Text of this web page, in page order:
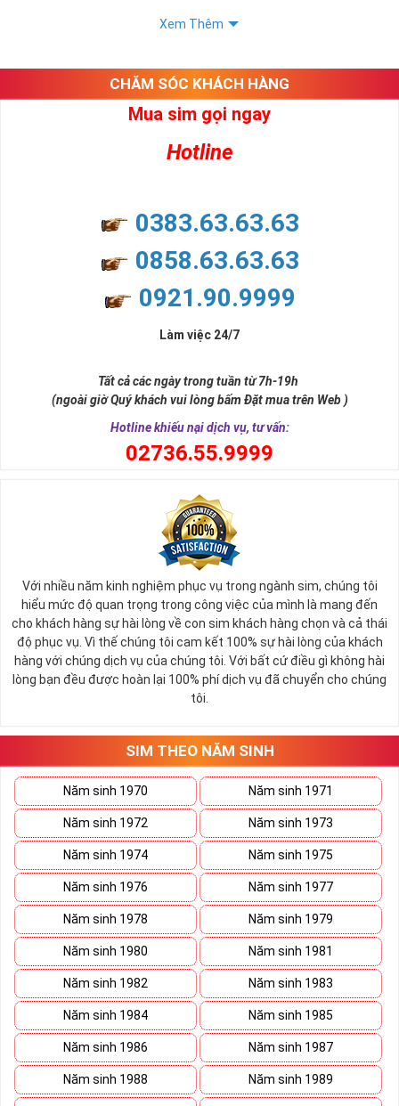
như sự sắp xếp của các con số trong sim.
Ý nghĩa sim tứ quý 2
nhiều thành công, thăng tiến hơn.
và tính hai mặt. Số 2 thúc giục chúng ta lựa chọn, dựa vào những
đời, nơi bạn phải đưa ra những quyết định quan trọng.
Ý nghĩa sim tứ quý 2
Theo quan niệm phong thủy
Số 2 tượng trưng cho sự cân bằng, hài hòa của âm dương và đất
trời. Sự cân bằng này giúp cho mọi việc đều thuận lợi và mang lại
nhiều may mắn trong cuộc sống và kinh doanh.
Số 2 còn biểu trưng cho lòng tốt, sự ổn định và tính hai mặt của
mọi vấn đề. Số 2 giúp cho họ có được sự lựa chọn, để đưa ra
những hướng giải quyết đúng đắn nhắt.
tứ 2 cùng xuất hiện trong một dãy số sim càng giúp cho ý nghĩa
sim tứ quýtăng lên gấp bội. Sở hữu sim Tứ Quý 2 giúp khích lệ tinh
thần người sở hữu là không sợ bất cứ điều gì mà hãy cứ làm thì
mọi điều tốt đẹp và may mắn ắt sẽ đến.
Lợi ích sim Tứ Quý 2 mang lại là gì?
Xem Thêm
CHĂM SÓC KHÁCH HÀNG
Mua sim gọi ngay
Hotline
0383.63.63.63
0858.63.63.63
0921.90.9999
Làm việc 24/7
Tất cả các ngày trong tuần từ 7h-19h
(ngoài giờ Quý khách vui lòng bấm Đặt mua trên Web )
Hotline khiếu nại dịch vụ, tư vấn:
02736.55.9999
Với nhiều năm kinh nghiệm phục vụ trong ngành sim, chúng tôi
hiểu mức độ quan trọng trong công việc của mình là mang đến
cho khách hàng sự hài lòng về con sim khách hàng chọn và cả thái
độ phục vụ. Vì thế chúng tôi cam kết 100% sự hài lòng của khách
hàng với chúng dịch vụ của chúng tôi. Với bất cứ điều gì không hài
lòng bạn đều được hoàn lại 100% phí dịch vụ đã chuyển cho chúng
tôi.
SIM THEO NĂM SINH
Năm sinh 1970 Năm sinh 1971
Năm sinh 1972 Năm sinh 1973
Năm sinh 1974 Năm sinh 1975
Năm sinh 1976 Năm sinh 1977
Năm sinh 1978 Năm sinh 1979
Năm sinh 1980 Năm sinh 1981
Năm sinh 1982 Năm sinh 1983
Năm sinh 1984 Năm sinh 1985
Năm sinh 1986 Năm sinh 1987
Năm sinh 1988 Năm sinh 1989